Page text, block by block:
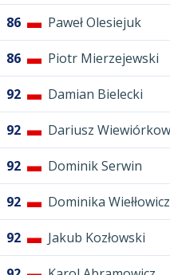
86 Paweł Olesiejuk
86 Piotr Mierzejewski
92 Damian Bielecki
92 Dariusz
92 Dominik Serwin
92 Dominika Wiełłowicz
92 Jakub Kozłowski